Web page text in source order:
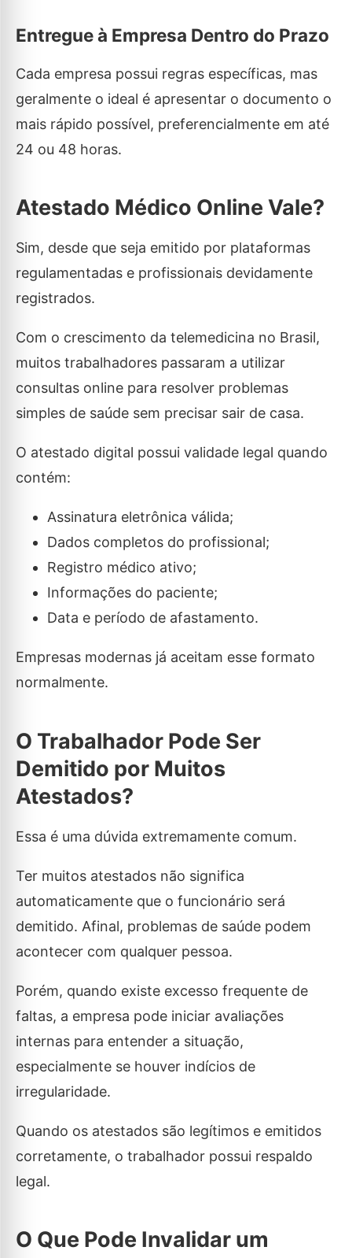
Entregue à Empresa Dentro do Prazo
Cada empresa possui regras específicas, mas
geralmente o ideal é apresentar o documento o
mais rápido possível, preferencialmente em até
24 ou 48 horas.
Atestado Médico Online Vale?
Sim, desde que seja emitido por plataformas
regulamentadas e profissionais devidamente
registrados.
Com o crescimento da telemedicina no Brasil,
muitos trabalhadores passaram a utilizar
consultas online para resolver problemas
simples de saúde sem precisar sair de casa.
O atestado digital possui validade legal quando
contém:
Assinatura eletrônica válida;
Dados completos do profissional;
Registro médico ativo;
Informações do paciente;
Data e período de afastamento.
Empresas modernas já aceitam esse formato
normalmente.
O Trabalhador Pode Ser
Demitido por Muitos
Atestados?
Essa é uma dúvida extremamente comum.
Ter muitos atestados não significa
automaticamente que o funcionário será
demitido. Afinal, problemas de saúde podem
acontecer com qualquer pessoa.
Porém, quando existe excesso frequente de
faltas, a empresa pode iniciar avaliações
internas para entender a situação,
especialmente se houver indícios de
irregularidade.
Quando os atestados são legítimos e emitidos
corretamente, o trabalhador possui respaldo
legal.
O Que Pode Invalidar um